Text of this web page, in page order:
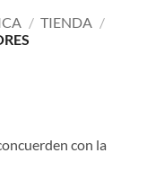
/ TIENDA /
con la